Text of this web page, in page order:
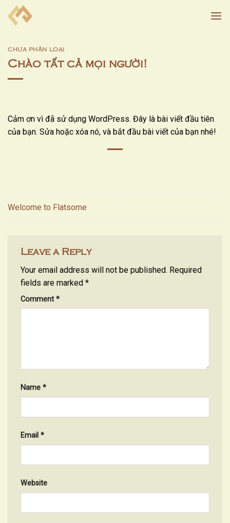
Skip
CHƯA PHÂN LOẠI
Chào tất cả mọi người!
Cảm ơn vì đã sử dụng WordPress. Đây là bài viết đầu tiên
của bạn. Sửa hoặc xóa nó, và bắt đầu bài viết của bạn nhé!
Welcome to Flatsome
Leave a Reply
Your email address will not be published. Required
fields are marked *
Comment *
Name *
Email *
Website